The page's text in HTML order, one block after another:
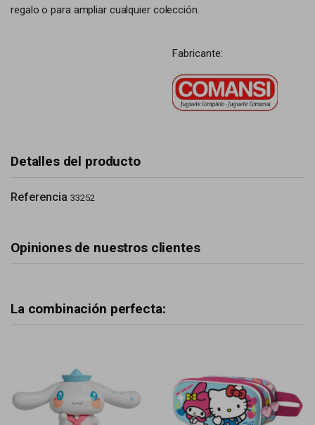
regalo o para ampliar cualquier colección.
Fabricante:
Detalles del producto
Referencia 33252
Opiniones de nuestros clientes
La combinación perfecta: